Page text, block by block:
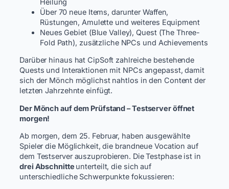
Heilung
Über 70 neue Items, darunter Waffen,
Rüstungen, Amulette und weiteres Equipment
Neues Gebiet (Blue Valley), Quest (The Three-
Fold Path), zusätzliche NPCs und Achievements
Darüber hinaus hat CipSoft zahlreiche bestehende
Quests und Interaktionen mit NPCs angepasst, damit
sich der Mönch möglichst nahtlos in den Content der
letzten Jahrzehnte einfügt.
Der Mönch auf dem Prüfstand – Testserver öffnet
morgen!
Ab morgen, dem 25. Februar, haben ausgewählte
Spieler die Möglichkeit, die brandneue Vocation auf
dem Testserver auszuprobieren. Die Testphase ist in
drei Abschnitte unterteilt, die sich auf
unterschiedliche Schwerpunkte fokussieren: